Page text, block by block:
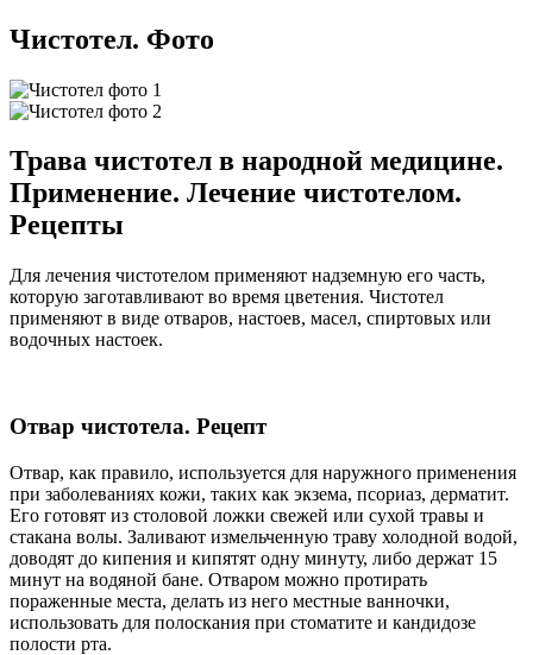
Чистотел. Фото
Трава чистотел в народной медицине.
Применение. Лечение чистотелом.
Рецепты
Для лечения чистотелом применяют надземную его часть,
которую заготавливают во время цветения. Чистотел
применяют в виде отваров, настоев, масел, спиртовых или
водочных настоек.
Отвар чистотела. Рецепт
Отвар, как правило, используется для наружного применения
при заболеваниях кожи, таких как экзема, псориаз, дерматит.
Его готовят из столовой ложки свежей или сухой травы и
стакана волы. Заливают измельченную траву холодной водой,
доводят до кипения и кипятят одну минуту, либо держат 15
минут на водяной бане. Отваром можно протирать
пораженные места, делать из него местные ванночки,
использовать для полоскания при стоматите и кандидозе
полости рта.